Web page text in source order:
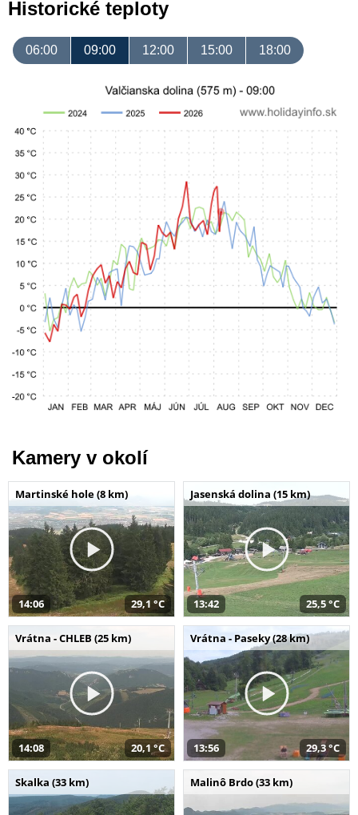
Historické teploty
06:00 09:00 12:00 15:00 18:00
Kamery v okolí
Martinské hole (8 km)
14:06 29,1 °C
Jasenská dolina (15 km)
13:42 25,5 °C
Vrátna - CHLEB (25 km)
14:08 20,1 °C
Vrátna - Paseky (28 km)
13:56 29,3 °C
Skalka (33 km) Malinô Brdo (33 km)